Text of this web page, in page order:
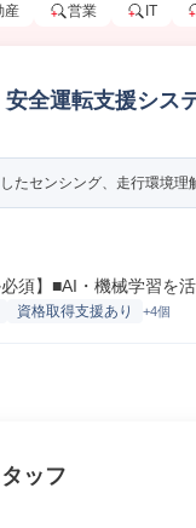
産 営業 IT
全運転支援シス
たセンシング、走行環境
須】■AI・機械学習を活
資格取得支援あり +4個
ッフ